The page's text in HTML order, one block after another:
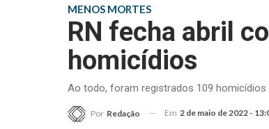
MENOS MORTES
RN fecha abril
homicídios
Ao todo, foram registrados 109
Por Redação Em 2 de maio de 2022 -